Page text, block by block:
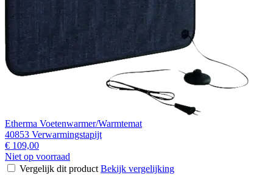
Etherma Voetenwarmer/Warmtemat
40853 Verwarmingstapijt
€ 109,00
Niet op voorraad
Vergelijk dit product Bekijk vergelijking